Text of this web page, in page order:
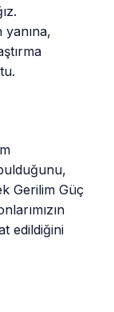
Gerilim Güç
edildiğini